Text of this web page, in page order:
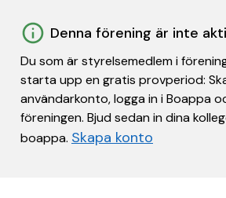
Denna förening är inte
Du som är styrelsemedlem i
starta upp en gratis provperiod:
användarkonto, logga in i Boappa
föreningen. Bjud sedan in dina
boappa. Skapa konto